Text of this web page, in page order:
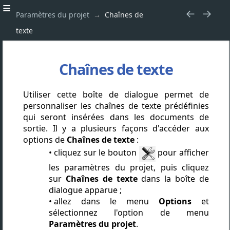
Paramètres du projet
Chaînes de
texte
Chaînes de texte
Utiliser cette boîte de dialogue permet de
personnaliser les chaînes de texte prédéfinies
qui seront insérées dans les documents de
sortie. Il y a plusieurs façons d'accéder aux
options de Chaînes de texte :
cliquez sur le bouton
pour afficher
les paramètres du projet, puis cliquez
sur Chaînes de textedans la boîte de
dialogue apparue ;
allez dans le menu Options et
sélectionnez l'option de menu
Paramètres du projet.